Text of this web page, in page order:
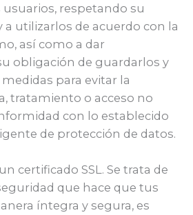
respetando su
a utilizarlos de acuerdo con la
así como a dar
obligación de guardarlos y
para evitar la
tratamiento o acceso no
con lo establecido
de protección de datos.
certificado SSL. Se trata de
que hace que tus
íntegra y segura, es